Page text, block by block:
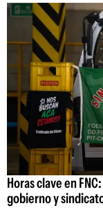
Horas clave en
gobierno y